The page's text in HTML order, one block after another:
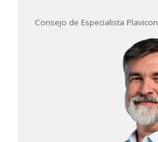
Consejo de Especialista Plavicon